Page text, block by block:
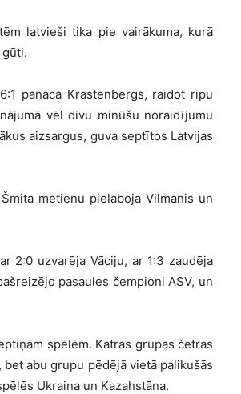
latvieši tika pie vairākuma, kurā
panāca Krastenbergs, raidot ripu
vēl divu minūšu noraidījumu
aizsargus, guva septītos Latvijas
metienu pielaboja Vilmanis un
2:0 uzvarēja Vāciju, ar 1:3 zaudēja
pasaules čempioni ASV, un
spēlēm. Katras grupas četras
abu grupu pēdējā vietā palikušās
Ukraina un Kazahstāna.